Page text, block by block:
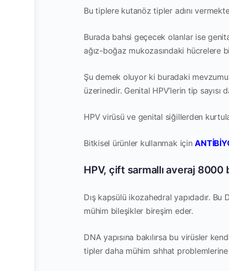
Bu tiplere kutanöz tipler adını
Burada bahsi geçecek olanlar ise
ağız-boğaz mukozasındaki hücrelere
Şu demek oluyor ki buradaki
üzerinedir. Genital HPV’lerin tip sayısı
HPV virüsü ve genital siğillerden
Bitkisel ürünler kullanmak için
HPV, çift sarmallı averaj 8000
Dış kapsülü ikozahedral yapıdadır.
mühim bileşikler bireşim eder.
DNA yapısına bakılırsa bu virüsler
tipler daha mühim sıhhat